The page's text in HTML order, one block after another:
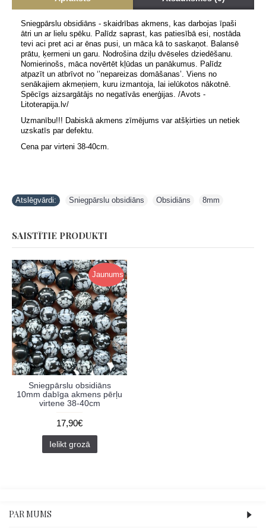
Sniegpārslu obsidiāns - skaidrības akmens, kas darbojas īpaši
ātri un ar lielu spēku. Palīdz saprast, kas patiesībā esi, nostāda
tevi aci pret aci ar ēnas pusi, un māca kā to saskaņot. Balansē
prātu, ķermeni un garu. Nodrošina dziļu dvēseles dziedēšanu.
Nomierinošs, māca novērtēt kļūdas un panākumus. Palīdz
atpazīt un atbrīvot no ‘’nepareizas domāšanas’. Viens no
senākajiem akmeņiem, kuru izmantoja, lai ielūkotos nākotnē.
Spēcīgs aizsargātājs no negatīvās enerģijas. /Avots -
Litoterapija.lv/
Uzmanību!!! Dabiskā akmens zīmējums var atšķirties un netiek
uzskatīs par defektu.
Cena par virteni 38-40cm.
Atslēgvārdi: Sniegpārslu obsidiāns Obsidiāns 8mm
SAISTĪTIE PRODUKTI
Jaunums
Sniegpārslu obsidiāns
10mm dabīga akmens pērļu
virtene 38-40cm
17,90€
Ielikt grozā
PAR MUMS